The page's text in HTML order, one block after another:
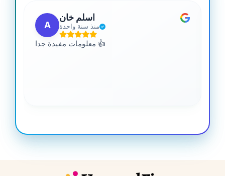
A
اسلم خان
منذ سنة واحدة
معلومات مفيدة جدا 👍